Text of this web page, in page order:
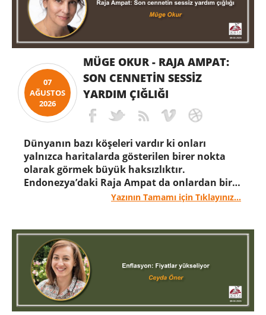
07
AĞUSTOS
2026
MÜGE OKUR - RAJA AMPAT:
SON CENNETIN SESSIZ
YARDIM ÇIĞLIĞI
Dünyanın bazı köşeleri vardır ki onları
yalnızca haritalarda gösterilen birer nokta
olarak görmek büyük haksızlıktır.
Endonezya’daki Raja Ampat da onlardan biri.
Bilim insanlarının “denizlerin Amazon’u”
gezegenimizin nefes almaya devam etmesini
sağlayan en önemli doğal miraslardan biri.
Yazının Tamamı için Tıklayınız...